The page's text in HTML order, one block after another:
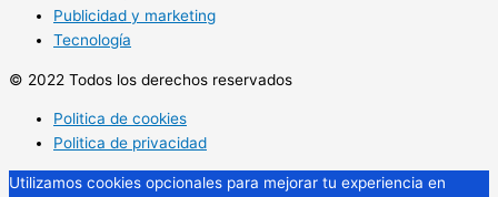
Publicidad y marketing
Tecnología
© 2022 Todos los derechos reservados
Politica de cookies
Politica de privacidad
Utilizamos cookies opcionales para mejorar tu experiencia en